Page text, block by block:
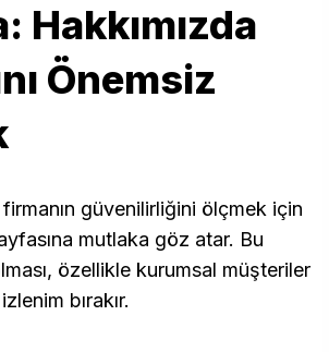
Hakkımızda
Önemsiz
firmanın güvenilirliğini ölçmek için
mutlaka göz atar. Bu
özellikle kurumsal müşteriler
bırakır.